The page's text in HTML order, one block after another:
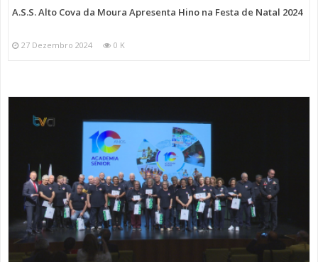
A.S.S. Alto Cova da Moura Apresenta Hino na Festa de Natal 2024
27 Dezembro 2024 0 K